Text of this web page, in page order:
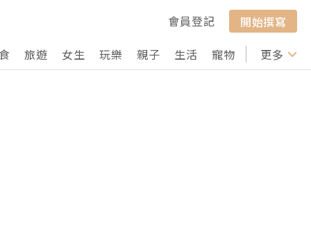
會員登記
開始撰寫
旅遊 女生 玩樂 親子 生活 寵物 行山 打卡
更多